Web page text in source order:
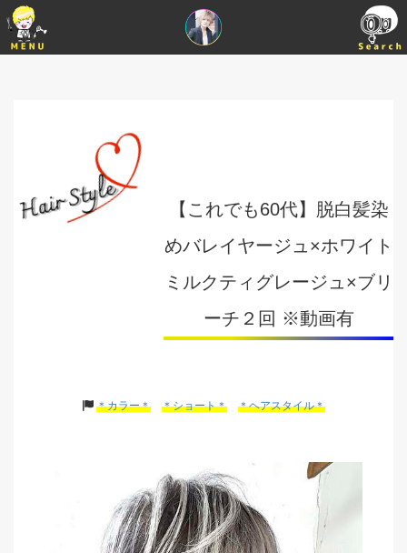
【これでも60代】脱白髪染
めバレイヤージュ×ホワイト
ミルクティグレージュ×ブリ
ーチ２回 ※動画有
＊カラー＊ ＊ショート＊ ＊ヘアスタイル＊